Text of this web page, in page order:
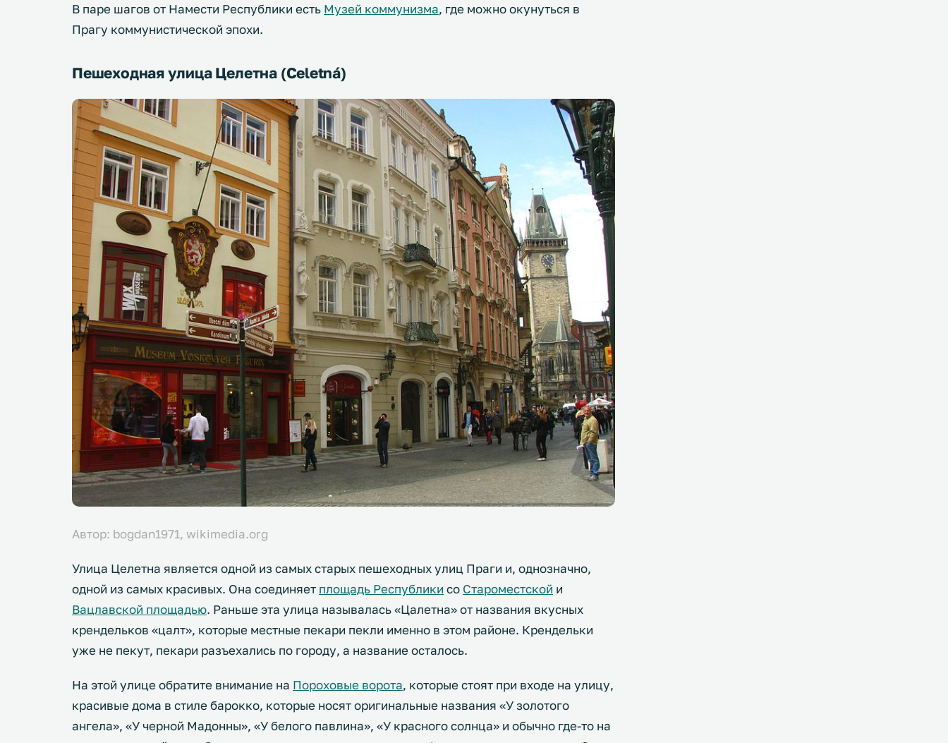
В паре шагов от Намести Республики есть Музей коммунизма, где можно окунуться в
Прагу коммунистической эпохи.
Пешеходная улица Целетна (Celetná)
Автор: bogdan1971, wikimedia.org
Улица Целетна является одной из самых старых пешеходных улиц Праги и, однозначно,
одной из самых красивых. Она соединяет площадь Республики со Староместской и
Вацлавской площадью. Раньше эта улица называлась «Цалетна» от названия вкусных
крендельков «цалт», которые местные пекари пекли именно в этом районе. Крендельки
уже не пекут, пекари разъехались по городу, а название осталось.
На этой улице обратите внимание на Пороховые ворота, которые стоят при входе на улицу,
красивые дома в стиле барокко, которые носят оригинальные названия «У золотого
ангела», «У черной Мадонны», «У белого павлина», «У красного солнца» и обычно где-то на